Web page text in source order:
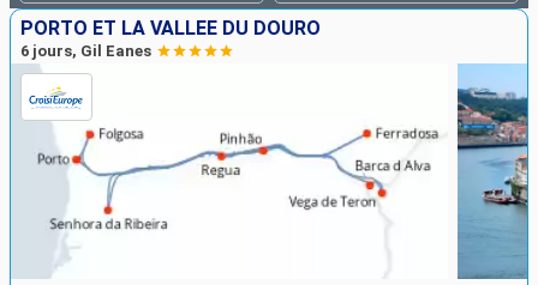
Mois de départ
Ports
Rechercher
PORTO ET LA VALLÉE DU DOURO
6 jours, Gil Eanes